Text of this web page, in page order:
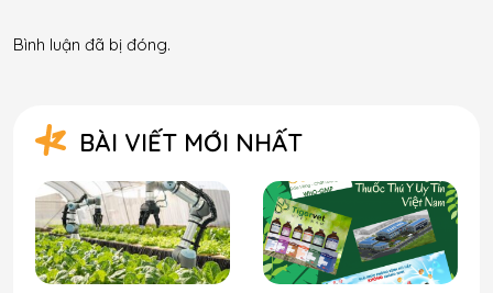
Bình luận đã bị đóng.
BÀI VIẾT MỚI NHẤT